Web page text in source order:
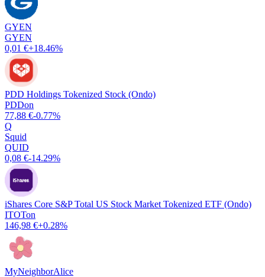
GYEN
GYEN
0,01 €+18.46%
PDD Holdings Tokenized Stock (Ondo)
PDDon
77,88 €-0.77%
Q
Squid
QUID
0,08 €-14.29%
iShares Core S&P Total US Stock Market Tokenized ETF (Ondo)
ITOTon
146,98 €+0.28%
MyNeighborAlice